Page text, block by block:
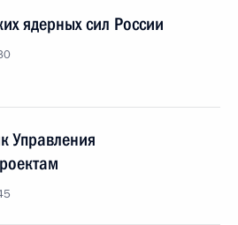
ядерных сил России
Управления